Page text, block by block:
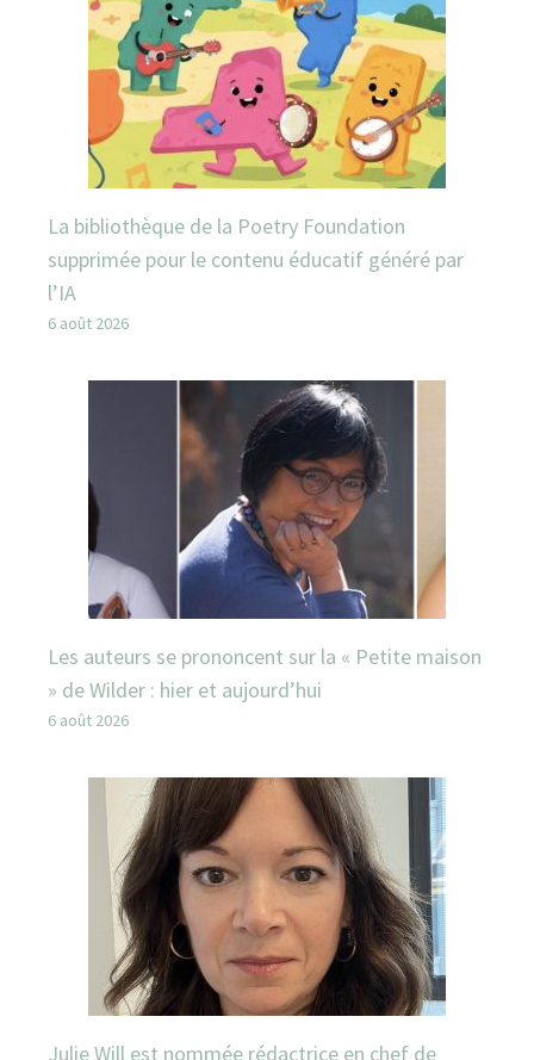
La bibliothèque de la Poetry Foundation
supprimée pour le contenu éducatif généré par
l’IA
6 août 2026
Les auteurs se prononcent sur la « Petite maison
» de Wilder : hier et aujourd’hui
6 août 2026
Julie Will est nommée rédactrice en chef de